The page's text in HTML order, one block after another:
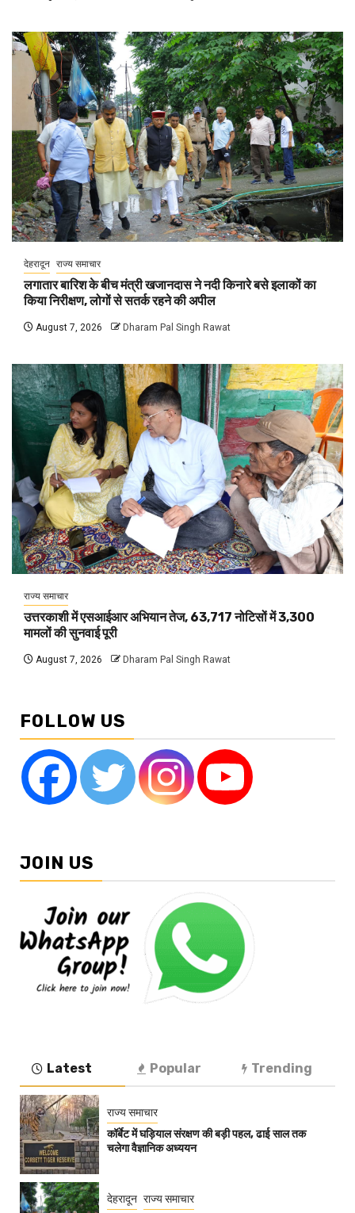
देहरादून राज्य समाचार
लगातार बारिश के बीच मंत्री खजानदास ने नदी किनारे बसे इलाकों का
किया निरीक्षण, लोगों से सतर्क रहने की अपील
August 7, 2026 Dharam Pal Singh Rawat
राज्य समाचार
उत्तरकाशी में एसआईआर अभियान तेज, 63,717 नोटिसों में 3,300
मामलों की सुनवाई पूरी
August 7, 2026 Dharam Pal Singh Rawat
FOLLOW US
JOIN US
Latest Popular Trending
राज्य समाचार
कॉर्बेट में घड़ियाल संरक्षण की बड़ी पहल, ढाई साल तक
चलेगा वैज्ञानिक अध्ययन
देहरादून राज्य समाचार